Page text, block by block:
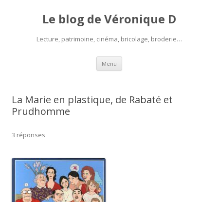
Le blog de Véronique D
Lecture, patrimoine, cinéma, bricolage, broderie…
Menu Aller
contenu
La Marie en plastique, de Rabaté et
Prudhomme
3 réponses